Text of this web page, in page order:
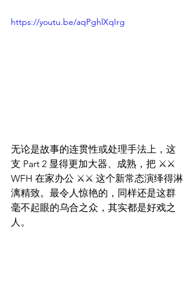
https://youtu.be/aqPghlXqIrg
无论是故事的连贯性或处理手法上，这
支 Part 2 显得更加大器、成熟，把 ⚔️⚔️
WFH 在家办公 ⚔️⚔️ 这个新常态演绎得淋
漓精致。最令人惊艳的，同样还是这群
毫不起眼的乌合之众，其实都是好戏之
人。